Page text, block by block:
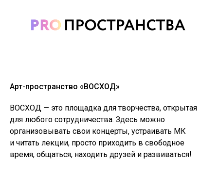
Арт-пространство «ВОСХОД»
ВОСХОД — это площадка для творчества, открытая
для любого сотрудничества. Здесь можно
организовывать свои концерты, устраивать МК
и читать лекции, просто приходить в свободное
время, общаться, находить друзей и развиваться!